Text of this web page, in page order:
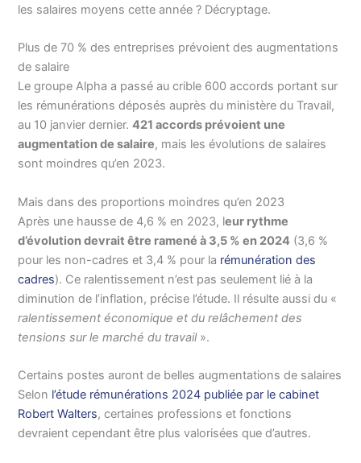
les salaires moyens cette année ? Décryptage.
Plus de 70 % des entreprises prévoient des augmentations
de salaire
Le groupe Alpha a passé au crible 600 accords portant sur
les rémunérations déposés auprès du ministère du Travail,
au 10 janvier dernier.421 accords prévoient une
augmentation de salaire, mais les évolutions de salaires
sont moindres qu’en 2023.
Mais dans des proportions moindres qu’en 2023
Après une hausse de 4,6 % en 2023, leur rythme
d’évolution devrait être ramené à 3,5 % en 2024 (3,6 %
pour les non-cadres et 3,4 % pour la rémunération des
cadres). Ce ralentissement n’est pas seulement lié à la
diminution de l’inflation, précise l’étude. Il résulte aussi du «
ralentissement économique et du relâchement des
tensions sur le marché du travail».
Certains postes auront de belles augmentations de salaires
Selon l’étude rémunérations 2024 publiée par le cabinet
Robert Walters, certaines professions et fonctions
devraient cependant être plus valorisées que d’autres.